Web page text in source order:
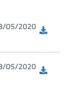
05/2020
05/2020